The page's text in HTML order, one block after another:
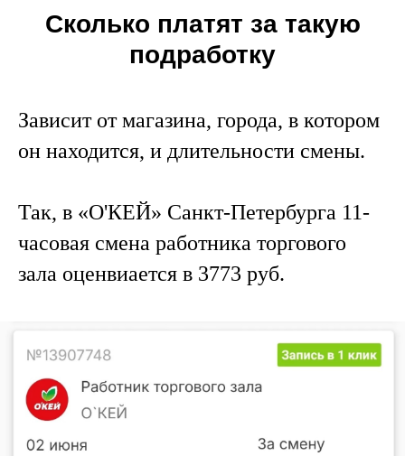
Сколько платят за такую
подработку
Зависит от магазина, города, в котором
он находится, и длительности смены.
Так, в «О'КЕЙ» Санкт-Петербурга 11-
часовая смена работника торгового
зала оценвиается в 3773 руб.